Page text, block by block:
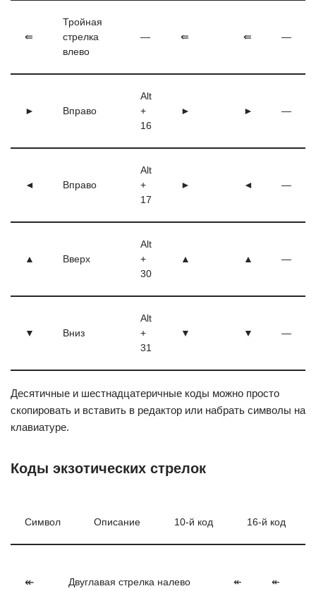
⇚
Тройная
стрелка
влево
— ⇚ ⇚ —
► Вправо
Alt
+
16
► ► —
◄ Вправо
Alt
+
17
► ◄ —
▲ Вверх
Alt
+
30
▲ ▲ —
▼ Вниз
Alt
+
31
▼ ▼ —
Десятичные и шестнадцатеричные коды можно просто
скопировать и вставить в редактор или набрать символы на
клавиатуре.
Коды экзотических стрелок
Символ Описание 10-й код 16-й код
↞ Двуглавая стрелка налево ↞ ↞